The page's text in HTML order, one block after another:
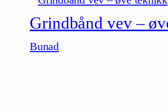
Grindbånd vev –
Bunad